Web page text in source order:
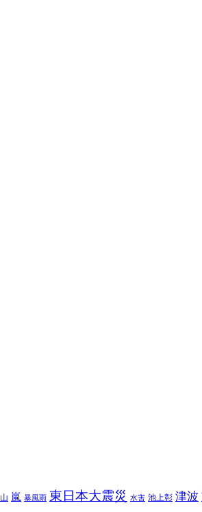
山 嵐 暴風雨 東日本大震災 水害 池上彰 津波